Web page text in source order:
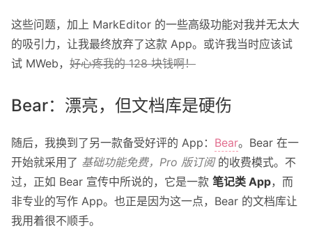
这些问题，加上 MarkEditor 的一些高级功能对我并无太大
的吸引力，让我最终放弃了这款 App。或许我当时应该试
试 MWeb， 好心疼我的 128 块钱啊！
Bear：漂亮，但文档库是硬伤
随后，我换到了另一款备受好评的 App： Bear。Bear 在一
开始就采用了 基础功能免费，Pro 版订阅的收费模式。不
过，正如 Bear 宣传中所说的，它是一款 笔记类 App，而
非专业的写作 App。也正是因为这一点，Bear 的文档库让
我用着很不顺手。